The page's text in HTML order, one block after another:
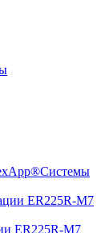
Системы
ER225R-M7